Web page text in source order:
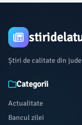
Știri de calitate din
Categorii
Actualitate
Bancul zilei